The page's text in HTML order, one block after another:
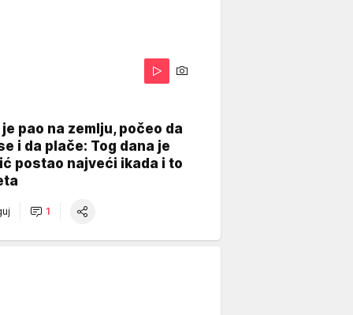
pao na zemlju, počeo da
i da plače: Tog dana je
postao najveći ikada i to
1